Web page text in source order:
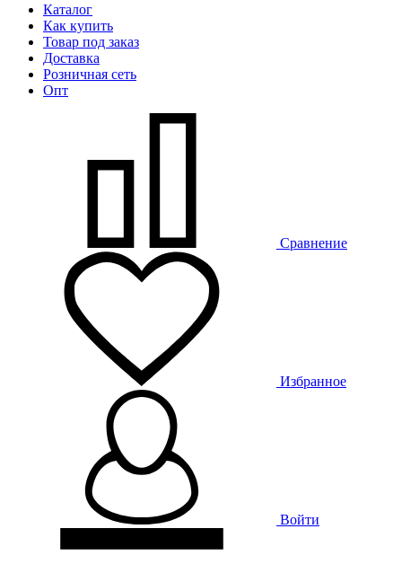
Каталог
Как купить
Товар под заказ
Доставка
Розничная сеть
Опт
Сравнение
Избранное
Войти